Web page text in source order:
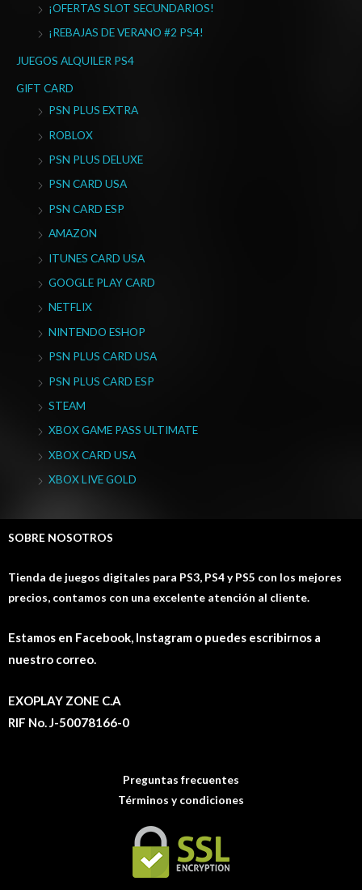
¡OFERTAS SLOT SECUNDARIOS!
¡REBAJAS DE VERANO #2 PS4!
JUEGOS ALQUILER PS4
GIFT CARD
PSN PLUS EXTRA
ROBLOX
PSN PLUS DELUXE
PSN CARD USA
PSN CARD ESP
AMAZON
ITUNES CARD USA
GOOGLE PLAY CARD
NETFLIX
NINTENDO ESHOP
PSN PLUS CARD USA
PSN PLUS CARD ESP
STEAM
XBOX GAME PASS ULTIMATE
XBOX CARD USA
XBOX LIVE GOLD
SOBRE NOSOTROS
Tienda de juegos digitales para PS3, PS4 y PS5 con los mejores
precios, contamos con una excelente atención al cliente.
Estamos en Facebook, Instagram o puedes escribirnos a
nuestro correo.
EXOPLAY ZONE C.A
RIF No. J-50078166-0
Preguntas frecuentes
Términos y condiciones